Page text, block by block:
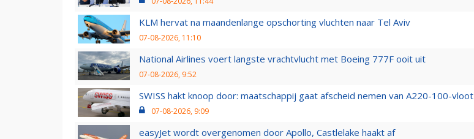
KLM hervat na maandenlange opschorting vluchten naar Tel Aviv
07-08-2026, 11:10
National Airlines voert langste vrachtvlucht met Boeing 777F ooit uit
07-08-2026, 9:52
SWISS hakt knoop door: maatschappij gaat afscheid nemen van A220-100-vloot
07-08-2026, 9:09
easyJet wordt overgenomen door Apollo, Castlelake haakt af